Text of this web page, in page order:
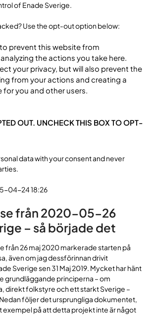
of Enade Sverige.
Use the opt-out option below:
prevent this website from
the actions you take here.
your privacy, but will also prevent the
from your actions and creating a
for you and other users.
OUT. UNCHECK THIS BOX TO OPT-
data with your consent and never
04-24 18:26
från 2020-05-26
– så började det
från 26 maj 2020 markerade starten på
även om jag dessförinnan drivit
Sverige sen 31 Maj 2019. Mycket har hänt
grundläggande principerna – om
direkt folkstyre och ett starkt Sverige –
följer det ursprungliga dokumentet,
på att detta projekt inte är något